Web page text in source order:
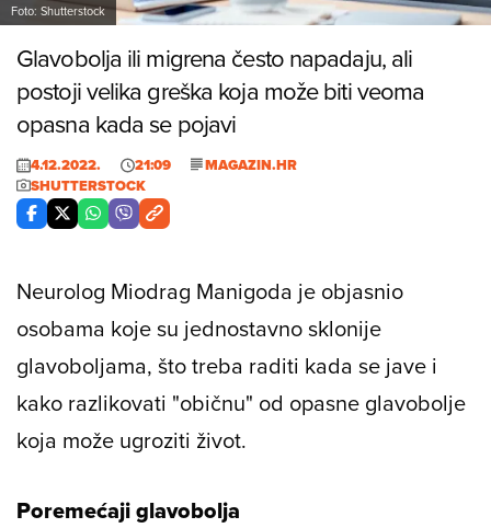
Foto: Shutterstock
Glavobolja ili migrena često napadaju, ali
postoji velika greška koja može biti veoma
opasna kada se pojavi
4.12.2022. 21:09
MAGAZIN.HR
SHUTTERSTOCK
Neurolog Miodrag Manigoda je objasnio
osobama koje su jednostavno sklonije
glavoboljama, što treba raditi kada se jave i
kako razlikovati "običnu" od opasne glavobolje
koja može ugroziti život.
Poremećaji glavobolja